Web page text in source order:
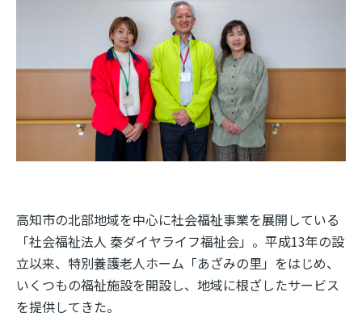
高知市の北部地域を中心に社会福祉事業を展開している
「社会福祉法人 秦ダイヤライフ福祉会」。平成13年の設
立以来、特別養護老人ホーム「あざみの里」をはじめ、
いくつもの福祉施設を開設し、地域に根ざしたサービス
を提供してきた。